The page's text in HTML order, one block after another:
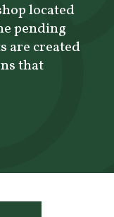
located
pending
are created
that